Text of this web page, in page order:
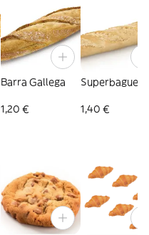
Barra Gallega
1,20 € 1,40 €